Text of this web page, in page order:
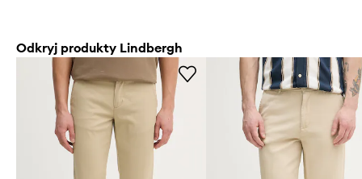
Odkryj produkty Lindbergh